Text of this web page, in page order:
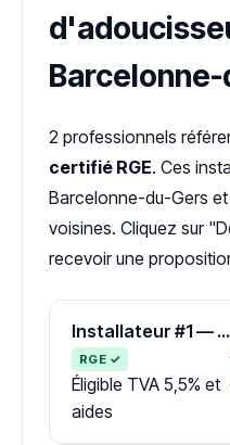
2 professionnels
certifié RGE. Ces
Barcelonne-du-Gers
voisines. Cliquez sur
recevoir une
Installateur #1 — Zone Gers
RGE ✓
Éligible TVA 5,5% et
aides